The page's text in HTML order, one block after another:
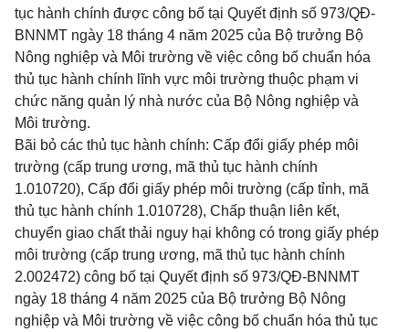
tục hành chính được công bố tại Quyết định số 973/QĐ-
BNNMT ngày 18 tháng 4 năm 2025 của Bộ trưởng Bộ
Nông nghiệp và Môi trường về việc công bố chuẩn hóa
thủ tục hành chính lĩnh vực môi trường thuộc phạm vi
chức năng quản lý nhà nước của Bộ Nông nghiệp và
Môi trường.
Bãi bỏ các thủ tục hành chính: Cấp đổi giấy phép môi
trường (cấp trung ương, mã thủ tục hành chính
1.010720), Cấp đổi giấy phép môi trường (cấp tỉnh, mã
thủ tục hành chính 1.010728), Chấp thuận liên kết,
chuyển giao chất thải nguy hại không có trong giấy phép
môi trường (cấp trung ương, mã thủ tục hành chính
2.002472) công bố tại Quyết định số 973/QĐ-BNNMT
ngày 18 tháng 4 năm 2025 của Bộ trưởng Bộ Nông
nghiệp và Môi trường về việc công bố chuẩn hóa thủ tục